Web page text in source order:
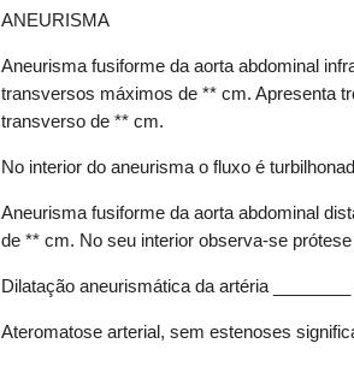
ANEURISMA
Aneurisma fusiforme da aorta abdominal
transversos máximos de ** cm. Apresenta
transverso de ** cm.
No interior do aneurisma o fluxo é
Aneurisma fusiforme da aorta abdominal
de ** cm. No seu interior observa-se
Dilatação aneurismática da artéria
Ateromatose arterial, sem estenoses